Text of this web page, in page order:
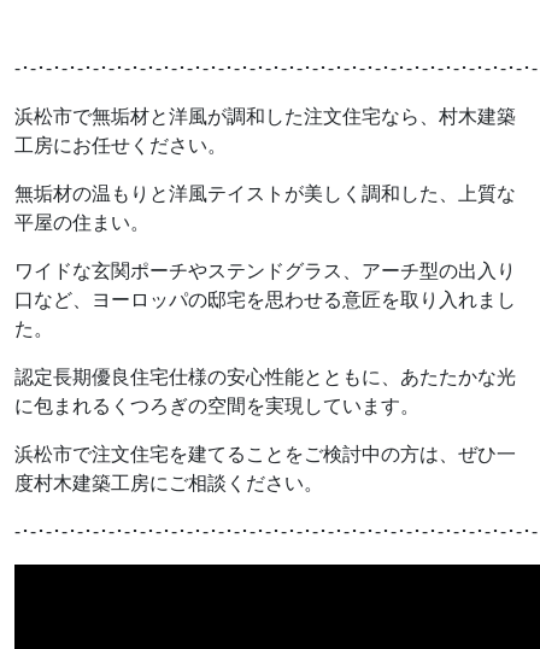
-･-･-･-･-･-･-･-･-･-･-･-･-･-･-･-･-･-･-･-･-･-･-･-･-･-･-･-･-･-･-･-･-･
浜松市で無垢材と洋風が調和した注文住宅なら、村木建築
工房にお任せください。
無垢材の温もりと洋風テイストが美しく調和した、上質な
平屋の住まい。
ワイドな玄関ポーチやステンドグラス、アーチ型の出入り
口など、ヨーロッパの邸宅を思わせる意匠を取り入れまし
た。
認定長期優良住宅仕様の安心性能とともに、あたたかな光
に包まれるくつろぎの空間を実現しています。
浜松市で注文住宅を建てることをご検討中の方は、ぜひ一
度村木建築工房にご相談ください。
-･-･-･-･-･-･-･-･-･-･-･-･-･-･-･-･-･-･-･-･-･-･-･-･-･-･-･-･-･-･-･-･-･